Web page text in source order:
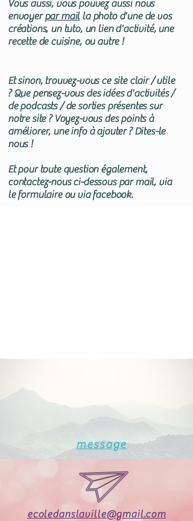
Vous aussi, vous pouvez aussi nous
envoyerpar mailla photo d'une de vos
créations, un tuto, un lien d'activité, une
recette de cuisine, ou autre !
Et sinon, trouvez-vous ce site clair / utile
? Que pensez-vous des idées d'activités /
de podcasts / de sorties présentes sur
notre site ? Voyez-vous des points à
améliorer, une info à ajouter ? Dites-le
nous !
Et pour toute question également,
contactez-nous ci-dessous par mail, via
le formulaire ou via facebook.
message
ecoledanslaville@gmail.com